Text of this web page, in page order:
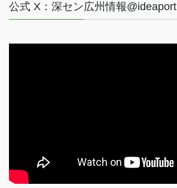
公式 X：深セン広州情報@ideaport